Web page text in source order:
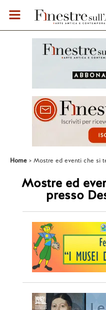
Home Mostre ed eventi che si
Mostre ed
presso